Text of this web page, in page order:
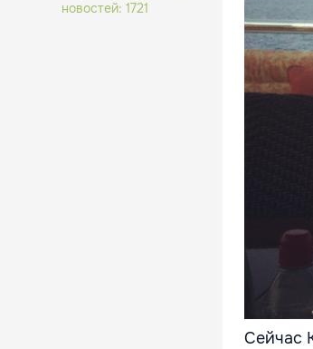
новостей: 1721
Сейчас